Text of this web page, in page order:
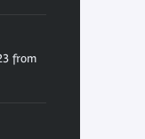
from